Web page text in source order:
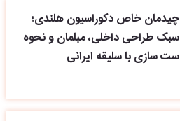
چیدمان خاص دکوراسیون هلندی؛
سبک طراحی داخلی، مبلمان و نحوه
ست سازی با سلیقه ایرانی